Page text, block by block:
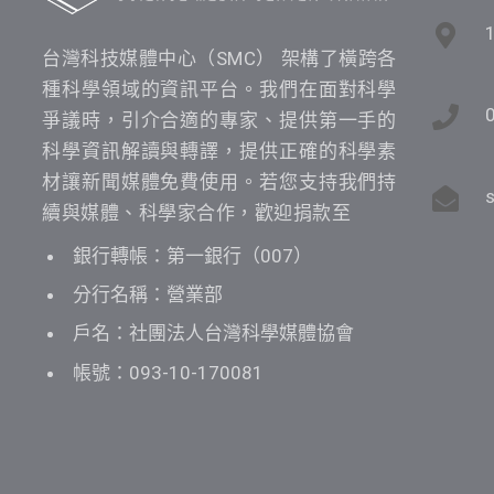
台灣科技媒體中心（SMC） 架構了橫跨各
種科學領域的資訊平台。我們在面對科學
爭議時，引介合適的專家、提供第一手的
科學資訊解讀與轉譯，提供正確的科學素
材讓新聞媒體免費使用。若您支持我們持
續與媒體、科學家合作，歡迎捐款至
銀行轉帳：第一銀行（007）
分行名稱：營業部
戶名：社團法人台灣科學媒體協會
帳號：093-10-170081